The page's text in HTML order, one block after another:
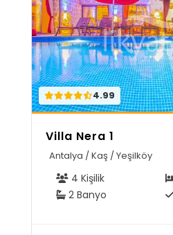
4.99
Villa Nera 1
Antalya / Kaş / Yeşilköy
4 Kişilik
2 Banyo